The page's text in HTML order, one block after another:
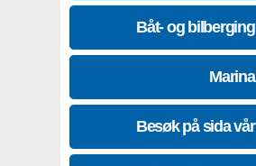
Båt- og bilberging
Marina
Besøk på sida vår